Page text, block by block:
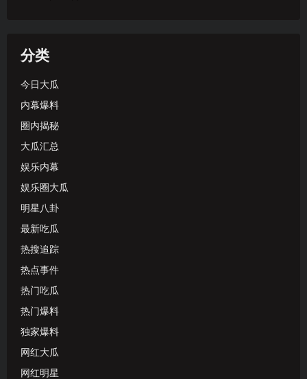
分类
今日大瓜
内幕爆料
圈内揭秘
大瓜汇总
娱乐内幕
娱乐圈大瓜
明星八卦
最新吃瓜
热搜追踪
热点事件
热门吃瓜
热门爆料
独家爆料
网红大瓜
网红明星